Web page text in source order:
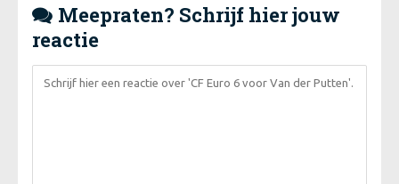
 Meepraten? Schrijf hier jouw
reactie